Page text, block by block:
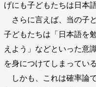
げにも子どもたちは日本
さらに言えば、当の子
子どもたちは「日本語を
えよう」などといった意
を身につけてしまってい
しかも、これは確率論